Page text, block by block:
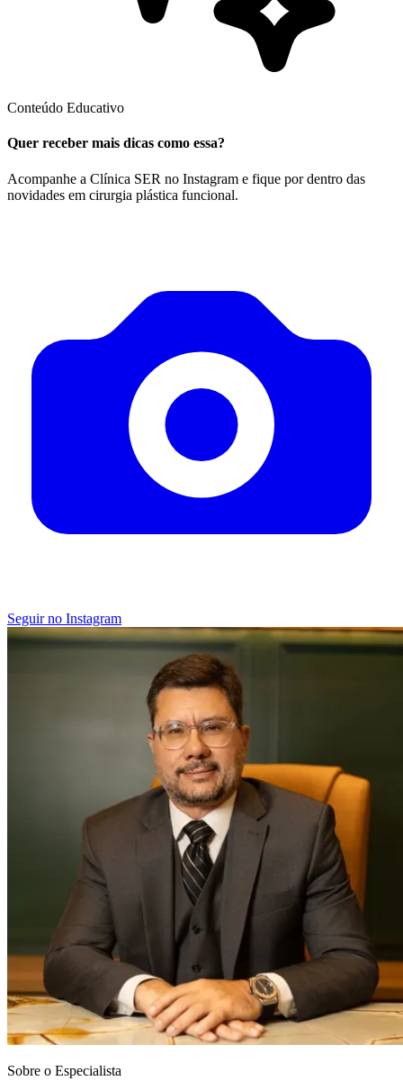
Conteúdo Educativo
Quer receber mais dicas como essa?
Acompanhe a Clínica SER no Instagram e fique por dentro das
novidades em cirurgia plástica funcional.
Seguir no Instagram
Sobre o Especialista